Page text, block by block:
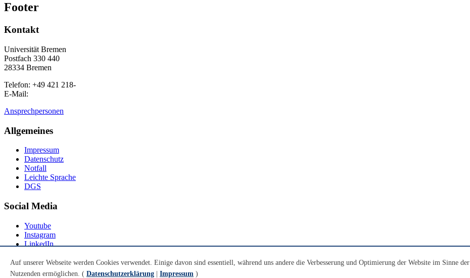
Footer
Kontakt
Universität Bremen
Postfach 330 440
28334 Bremen
Telefon: +49 421 218-
E-Mail:
Ansprechpersonen
Allgemeines
Impressum
Datenschutz
Notfall
Leichte Sprache
DGS
Social Media
Youtube
Instagram
LinkedIn
© Universität Bremen 2026
Auf unserer Webseite werden Cookies verwendet. Einige davon sind essentiell, während uns andere die Verbesserung und Optimierung der Website im Sinne der
Nutzenden ermöglichen. ( Datenschutzerklärung | Impressum )